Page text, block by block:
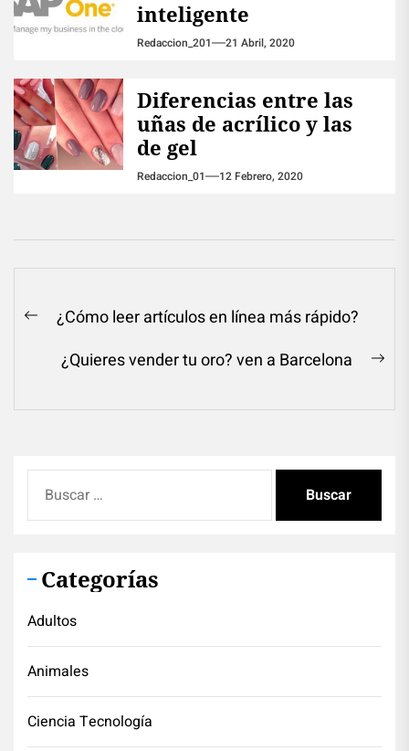
inteligente
Redaccion_201 21 Abril, 2020
Diferencias entre las
uñas de acrílico y las
de gel
Redaccion_01 12 Febrero, 2020
Navegación
entradas
Previous¿Cómo leer artículos en línea más rápido?
¿Quieres vender tu oro? ven a Barcelona
Categorías
Adultos
Animales
Ciencia Tecnología